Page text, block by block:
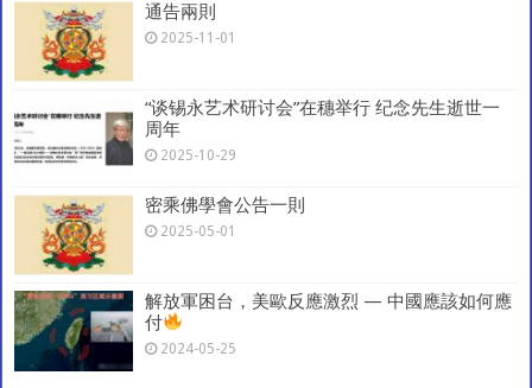
通告兩則
2025-11-01
“谈锡永艺术研讨会”在穗举行 纪念先生逝世一
周年
2025-10-29
密乘佛學會公告一則
2025-05-01
解放軍困台，美歐反應激烈 — 中國應該如何應
付
2024-05-25